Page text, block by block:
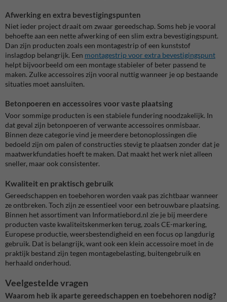
Afwerking en extra bevestigingspunten
Niet ieder project draait om zwaar gereedschap. Soms heb je vooral
behoefte aan een nette afwerking of een slim extra bevestigingspunt.
Dan zijn producten zoals een montagestrip of een kunststof
inslagdop belangrijk. Een montagestrip voor extra bevestigingspunt
helpt bijvoorbeeld om een montage stabieler of beter passend te
maken. Zulke accessoires zijn vooral nuttig wanneer je op bestaande
situaties moet aansluiten.
Betonpoeren en accessoires voor vaste plaatsing
Voor sommige producten is een stabiele fundering noodzakelijk. In
dat geval zijn betonpoeren of verwante accessoires onmisbaar.
Binnen deze categorie vind je meerdere betonoplossingen die
bedoeld zijn om palen of constructies stevig te plaatsen zonder dat je
maatwerkfundaties hoeft te maken. Dat maakt het werk niet alleen
sneller, maar ook consistenter.
Kwaliteit en praktisch gebruik
Gereedschappen en toebehoren worden vaak pas zichtbaar wanneer
ze ontbreken. Toch zijn ze essentieel voor een betrouwbare plaatsing.
Binnen het assortiment van Informatiebord.nl zie je bij meerdere
producten vaste kwaliteitskenmerken terug, zoals CE-markering,
Europese productie, weersbestendigheid en een focus op langdurig
gebruik. Dat is belangrijk, want ook een klein accessoire moet in de
praktijk bestand zijn tegen montagebelasting, buitengebruik en
herhaald onderhoud.
Veelgestelde vragen
Waarom heb ik aparte gereedschappen en toebehoren nodig?